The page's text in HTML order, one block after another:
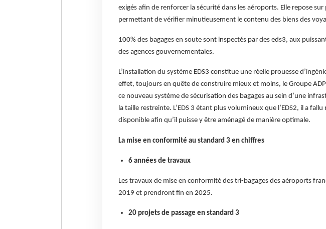
exigés afin de renforcer la sécurité dans les aéroports. Elle repose
permettant de vérifier minutieusement le contenu des biens des
100% des bagages en soute sont inspectés par des eds3, aux
des agences gouvernementales.
L’installation du système EDS3 constitue une réelle prouesse
effet, toujours en quête de construire mieux et moins, le Groupe ADP
ce nouveau système de sécurisation des bagages au sein d’une
la taille restreinte. L’EDS 3 étant plus volumineux que l’EDS2, il a fallu
disponible afin qu’il puisse y être aménagé de manière optimale.
La mise en conformité au standard 3 en chiffres
6 années de travaux
Les travaux de mise en conformité des tri-bagages des aéroports
2019 et prendront fin en 2025.
20 projets de passage en standard 3